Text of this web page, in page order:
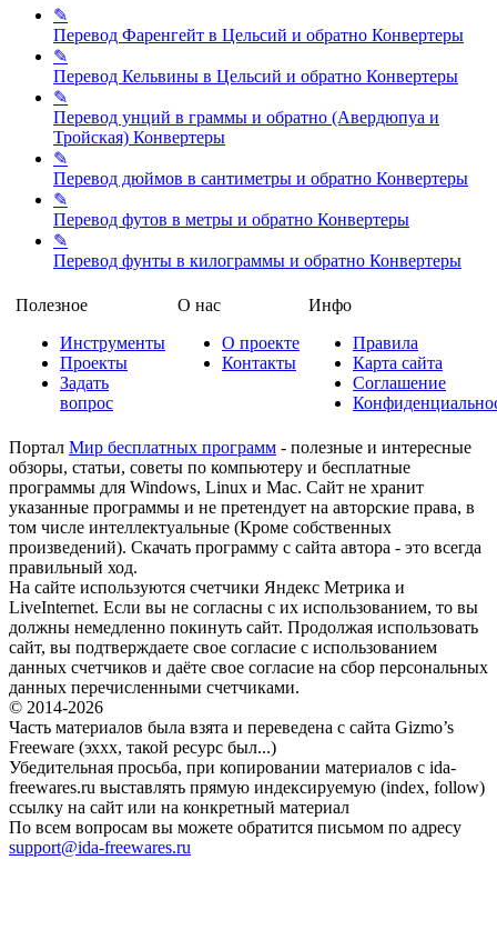
✎
Перевод Фаренгейт в Цельсий и обратно Конвертеры
✎
Перевод Кельвины в Цельсий и обратно Конвертеры
✎
Перевод унций в граммы и обратно (Авердюпуа и
Тройская) Конвертеры
✎
Перевод дюймов в сантиметры и обратно Конвертеры
✎
Перевод футов в метры и обратно Конвертеры
✎
Перевод фунты в килограммы и обратно Конвертеры
Полезное
Инструменты
Проекты
Задать
вопрос
О нас
О проекте
Контакты
Инфо
Правила
Карта сайта
Соглашение
Портал Мир бесплатных программ - полезные и интересные
обзоры, статьи, советы по компьютеру и бесплатные
программы для Windows, Linux и Mac. Сайт не хранит
указанные программы и не претендует на авторские права, в
том числе интеллектуальные (Кроме собственных
произведений). Скачать программу с сайта автора - это всегда
правильный ход.
На сайте используются счетчики Яндекс Метрика и
LiveInternet. Если вы не согласны с их использованием, то вы
должны немедленно покинуть сайт. Продолжая использовать
сайт, вы подтверждаете свое согласие с использованием
данных счетчиков и даёте свое согласие на сбор персональных
данных перечисленными счетчиками.
© 2014-2026
Часть материалов была взята и переведена с сайта Gizmo’s
Freeware (эххх, такой ресурс был...)
Убедительная просьба, при копировании материалов с ida-
freewares.ru выставлять прямую индексируемую (index, follow)
ссылку на сайт или на конкретный материал
По всем вопросам вы можете обратится письмом по адресу
support@ida-freewares.ru